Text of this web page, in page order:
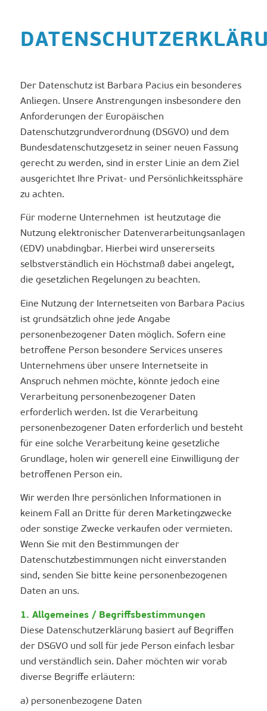
Der Datenschutz ist Barbara Pacius ein besonderes
Anliegen. Unsere Anstrengungen insbesondere den
Anforderungen der Europäischen
Datenschutzgrundverordnung (DSGVO) und dem
Bundesdatenschutzgesetz in seiner neuen Fassung
gerecht zu werden, sind in erster Linie an dem Ziel
ausgerichtet Ihre Privat- und Persönlichkeitssphäre
zu achten.
Für moderne Unternehmen ist heutzutage die
Nutzung elektronischer Datenverarbeitungsanlagen
(EDV) unabdingbar. Hierbei wird unsererseits
selbstverständlich ein Höchstmaß dabei angelegt,
die gesetzlichen Regelungen zu beachten.
Eine Nutzung der Internetseiten von Barbara Pacius
ist grundsätzlich ohne jede Angabe
personenbezogener Daten möglich. Sofern eine
betroffene Person besondere Services unseres
Unternehmens über unsere Internetseite in
Anspruch nehmen möchte, könnte jedoch eine
Verarbeitung personenbezogener Daten
erforderlich werden. Ist die Verarbeitung
personenbezogener Daten erforderlich und besteht
für eine solche Verarbeitung keine gesetzliche
Grundlage, holen wir generell eine Einwilligung der
betroffenen Person ein.
Wir werden Ihre persönlichen Informationen in
keinem Fall an Dritte für deren Marketingzwecke
oder sonstige Zwecke verkaufen oder vermieten.
Wenn Sie mit den Bestimmungen der
Datenschutzbestimmungen nicht einverstanden
sind, senden Sie bitte keine personenbezogenen
Daten an uns.
1. Allgemeines / Begriffsbestimmungen
Diese Datenschutzerklärung basiert auf Begriffen
der DSGVO und soll für jede Person einfach lesbar
und verständlich sein. Daher möchten wir vorab
diverse Begriffe erläutern:
a) personenbezogene Daten